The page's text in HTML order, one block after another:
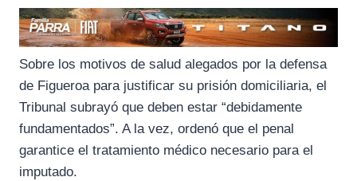
Sobre los motivos de salud alegados por la defensa
de Figueroa para justificar su prisión domiciliaria, el
Tribunal subrayó que deben estar “debidamente
fundamentados”. A la vez, ordenó que el penal
garantice el tratamiento médico necesario para el
imputado.